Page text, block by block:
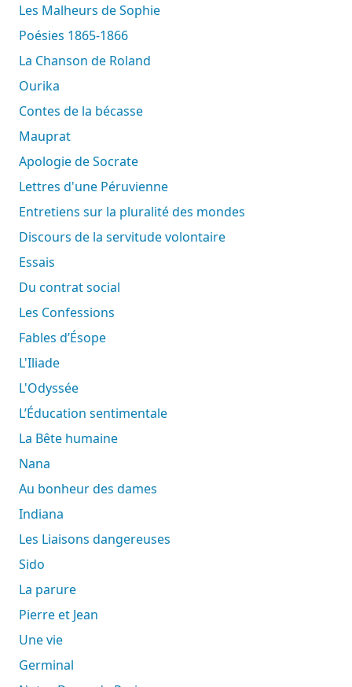
Les Malheurs de Sophie
Poésies 1865-1866
La Chanson de Roland
Ourika
Contes de la bécasse
Mauprat
Apologie de Socrate
Lettres d'une Péruvienne
Entretiens sur la pluralité des mondes
Discours de la servitude volontaire
Essais
Du contrat social
Les Confessions
Fables d’Ésope
L'Iliade
L'Odyssée
L’Éducation sentimentale
La Bête humaine
Nana
Au bonheur des dames
Indiana
Les Liaisons dangereuses
Sido
La parure
Pierre et Jean
Une vie
Germinal